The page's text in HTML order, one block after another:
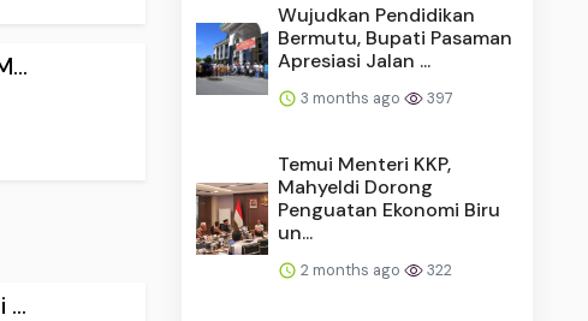
...
Wujudkan Pendidikan
Bermutu, Bupati Pasaman
Apresiasi Jalan ...
3 months ago 397
Temui Menteri KKP,
Mahyeldi Dorong
Penguatan Ekonomi Biru
un...
2 months ago 322